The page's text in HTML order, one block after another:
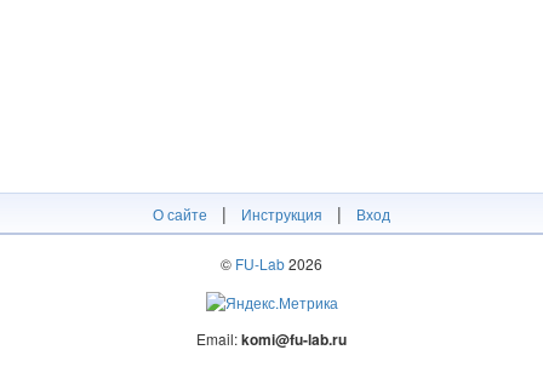
О сайте | Инструкция | Вход
© FU-Lab2026
Email:komi@fu-lab.ru